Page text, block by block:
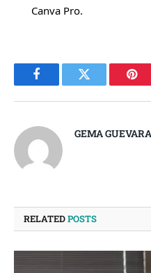
Canva Pro.
FacebookTwitter
GEMA GUEVARA
RELATEDPOSTS